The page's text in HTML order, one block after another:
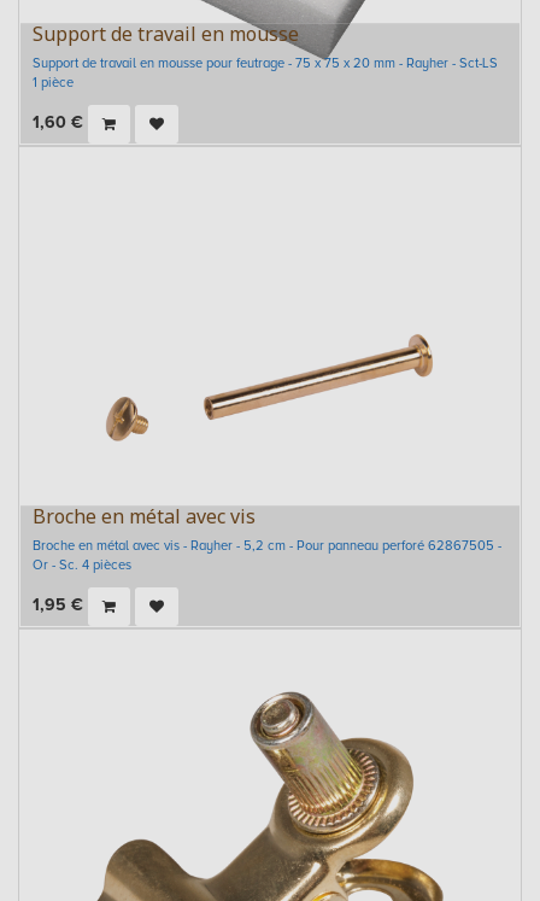
Support de travail en mousse
Support de travail en mousse pour feutrage - 75 x 75 x 20 mm - Rayher - Sct-LS
1 pièce
1,60 €
Broche en métal avec vis
Broche en métal avec vis - Rayher - 5,2 cm - Pour panneau perforé 62867505 -
Or - Sc. 4 pièces
1,95 €